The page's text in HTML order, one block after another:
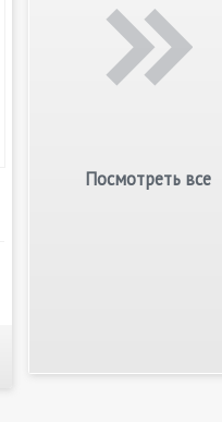
Посмотреть все